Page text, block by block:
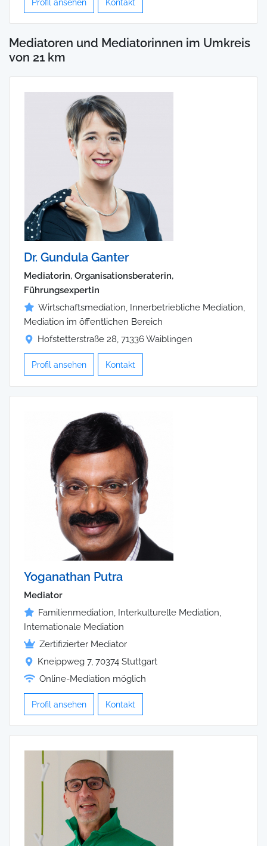
Mediatoren und Mediatorinnen im Umkreis
von 21 km
Dr. Gundula Ganter
Mediatorin, Organisationsberaterin,
Führungsexpertin
Wirtschaftsmediation, Innerbetriebliche Mediation,
Mediation im öffentlichen Bereich
Hofstetterstraße 28, 71336 Waiblingen
Profil ansehen Kontakt
Yoganathan Putra
Mediator
Familienmediation, Interkulturelle Mediation,
Internationale Mediation
Zertifizierter Mediator
Kneippweg 7, 70374 Stuttgart
Online-Mediation möglich
Profil ansehen Kontakt